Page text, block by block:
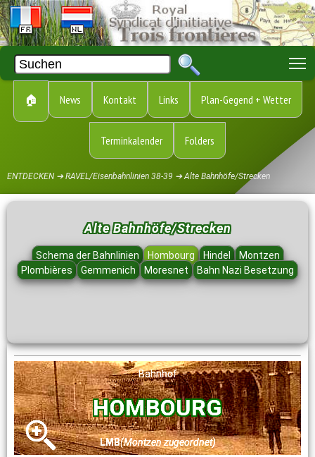
🏠 News Kontakt Links Plan-Gegend + Wetter
Terminkalender Folders
ENTDECKEN ➔ RAVEL/Eisenbahnlinien 38-39 ➔ Alte Bahnhöfe/Strecken
Alte Bahnhöfe/Strecken
Schema der Bahnlinien Hombourg Hindel
Montzen
Plombières
Gemmenich Moresnet Bahn Nazi Besetzung
Bahnhof
HOMBOURG
LMB(Montzen zugeordnet)